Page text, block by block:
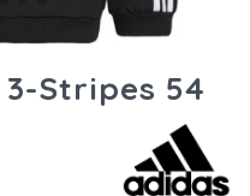
Stripes 54